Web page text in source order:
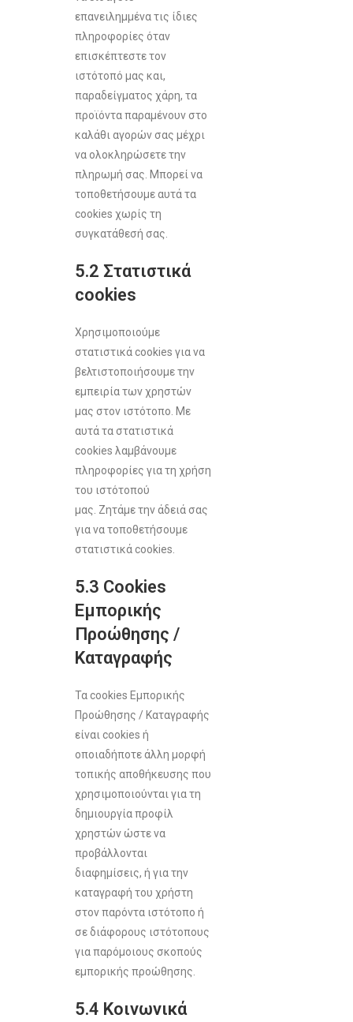
επανειλημμένα τις ίδιες
πληροφορίες όταν
επισκέπτεστε τον
ιστότοπό μας και,
παραδείγματος χάρη, τα
προϊόντα παραμένουν στο
καλάθι αγορών σας μέχρι
να ολοκληρώσετε την
πληρωμή σας. Μπορεί να
τοποθετήσουμε αυτά τα
cookies χωρίς τη
συγκατάθεσή σας.
5.2 Στατιστικά
cookies
Χρησιμοποιούμε
στατιστικά cookies για να
βελτιστοποιήσουμε την
εμπειρία των χρηστών
μας στον ιστότοπο. Με
αυτά τα στατιστικά
cookies λαμβάνουμε
πληροφορίες για τη χρήση
του ιστότοπού
μας. Ζητάμε την άδειά σας
για να τοποθετήσουμε
στατιστικά cookies.
5.3 Cookies
Εμπορικής
Προώθησης /
Καταγραφής
Τα cookies Εμπορικής
Προώθησης / Καταγραφής
είναι cookies ή
οποιαδήποτε άλλη μορφή
τοπικής αποθήκευσης που
χρησιμοποιούνται για τη
δημιουργία προφίλ
χρηστών ώστε να
προβάλλονται
διαφημίσεις, ή για την
καταγραφή του χρήστη
στον παρόντα ιστότοπο ή
σε διάφορους ιστότοπους
για παρόμοιους σκοπούς
εμπορικής προώθησης.
5.4 Κοινωνικά